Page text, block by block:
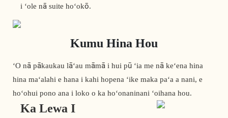
i ʻole nā ​​​​​​suite hoʻokō.
Kumu Hina Hou
ʻO nā pākaukau lāʻau māmā i hui pū ʻia me nā keʻena hina
hina maʻalahi e hana i kahi hopena ʻike maka paʻa a nani, e
hoʻohui pono ana i loko o ka hoʻonaninani ʻoihana hou.
Ka Lewa I